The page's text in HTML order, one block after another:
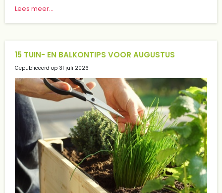
Lees meer...
15 TUIN- EN BALKONTIPS VOOR AUGUSTUS
Gepubliceerd op 31 juli 2026